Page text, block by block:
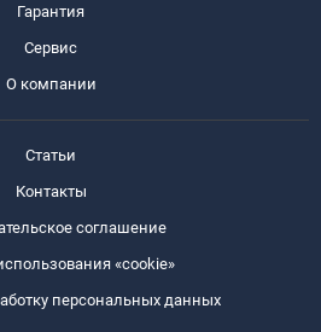
Гарантия
Сервис
О компании
Статьи
Контакты
соглашение
«cookie»
персональных данных